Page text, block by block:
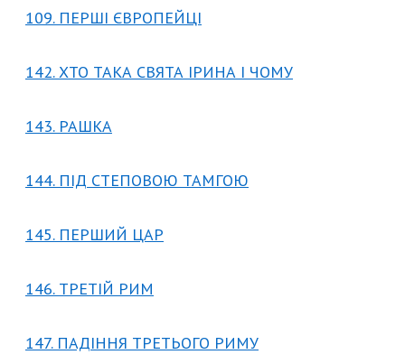
109. ПЕРШІ ЄВРОПЕЙЦІ
142. ХТО ТАКА СВЯТА ІРИНА І ЧОМУ
143. РАШКА
144. ПІД СТЕПОВОЮ ТАМГОЮ
145. ПЕРШИЙ ЦАР
146. ТРЕТІЙ РИМ
147. ПАДІННЯ ТРЕТЬОГО РИМУ